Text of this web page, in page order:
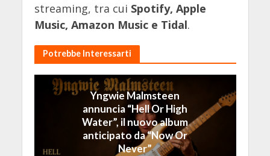
streaming, tra cui Spotify, Apple
Music, Amazon Music e Tidal.
Potrebbe Interessarti
Yngwie Malmsteen
annuncia “Hell Or High
Water”, il nuovo album
anticipato da “Now Or
Never”